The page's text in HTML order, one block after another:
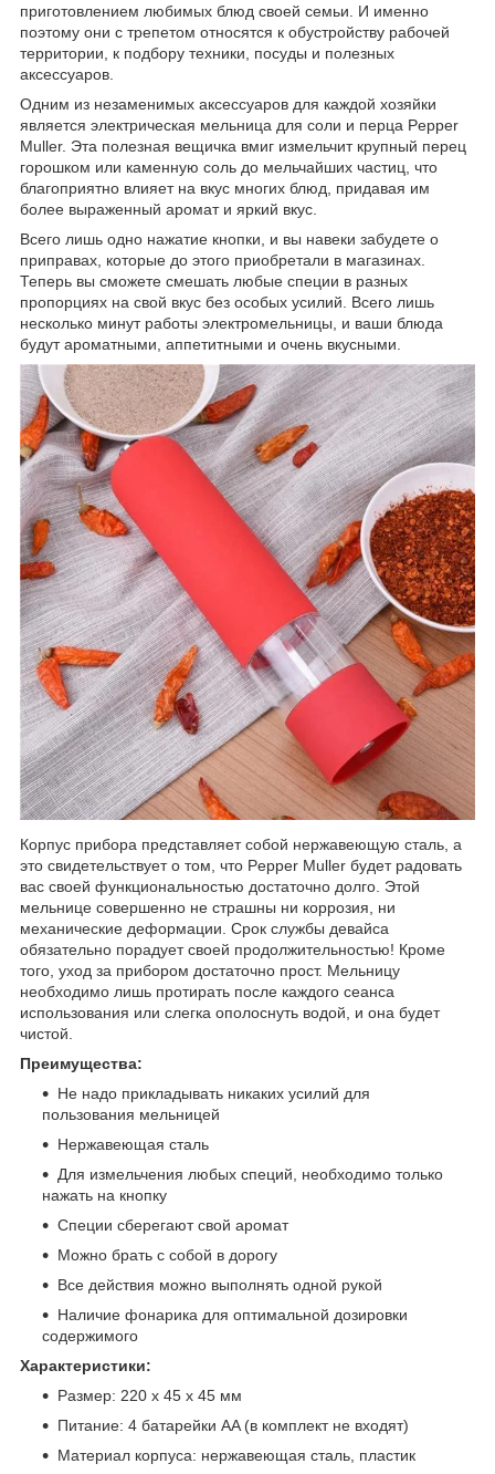
приготовлением любимых блюд своей семьи. И именно
поэтому они с трепетом относятся к обустройству рабочей
территории, к подбору техники, посуды и полезных
аксессуаров.
Одним из незаменимых аксессуаров для каждой хозяйки
является электрическая мельница для соли и перца Pepper
Muller. Эта полезная вещичка вмиг измельчит крупный перец
горошком или каменную соль до мельчайших частиц, что
благоприятно влияет на вкус многих блюд, придавая им
более выраженный аромат и яркий вкус.
Всего лишь одно нажатие кнопки, и вы навеки забудете о
приправах, которые до этого приобретали в магазинах.
Теперь вы сможете смешать любые специи в разных
пропорциях на свой вкус без особых усилий. Всего лишь
несколько минут работы электромельницы, и ваши блюда
будут ароматными, аппетитными и очень вкусными.
Корпус прибора представляет собой нержавеющую сталь, а
это свидетельствует о том, что Pepper Muller будет радовать
вас своей функциональностью достаточно долго. Этой
мельнице совершенно не страшны ни коррозия, ни
механические деформации. Срок службы девайса
обязательно порадует своей продолжительностью! Кроме
того, уход за прибором достаточно прост. Мельницу
необходимо лишь протирать после каждого сеанса
использования или слегка ополоснуть водой, и она будет
чистой.
Преимущества:
Не надо прикладывать никаких усилий для
пользования мельницей
Нержавеющая сталь
Для измельчения любых специй, необходимо только
нажать на кнопку
Специи сберегают свой аромат
Можно брать с собой в дорогу
Все действия можно выполнять одной рукой
Наличие фонарика для оптимальной дозировки
содержимого
Характеристики:
Размер: 220 х 45 х 45 мм
Питание: 4 батарейки AA (в комплект не входят)
Материал корпуса: нержавеющая сталь, пластик